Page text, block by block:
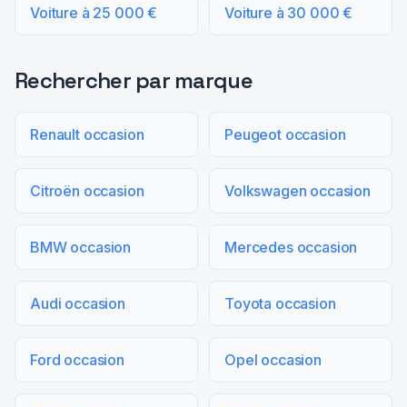
Voiture à 25 000 € Voiture à 30 000 €
Rechercher par marque
Renault occasion Peugeot occasion
Citroën occasion Volkswagen occasion
BMW occasion Mercedes occasion
Audi occasion Toyota occasion
Ford occasion Opel occasion